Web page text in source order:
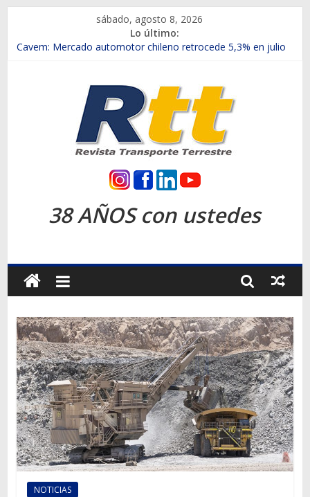
contenido
sábado, agosto 8, 2026
Lo último:
Chile es el primer mercado internacional en lanzar la nueva
Salfa suma vehículos electrificados de Chevrolet en el Biobío
Samex amplía su red con nuevas sucursales en Rancagua y
SINOTRUK Pick-ups presentó la recién estrenada Bolden en
la Expo Compras Públicas 2026
Revista
Transporte
Terrestre
Autos,
camiones,
motos,
información
del
mundo
del
transporte
38 AÑOS con ustedes
NOTICIAS